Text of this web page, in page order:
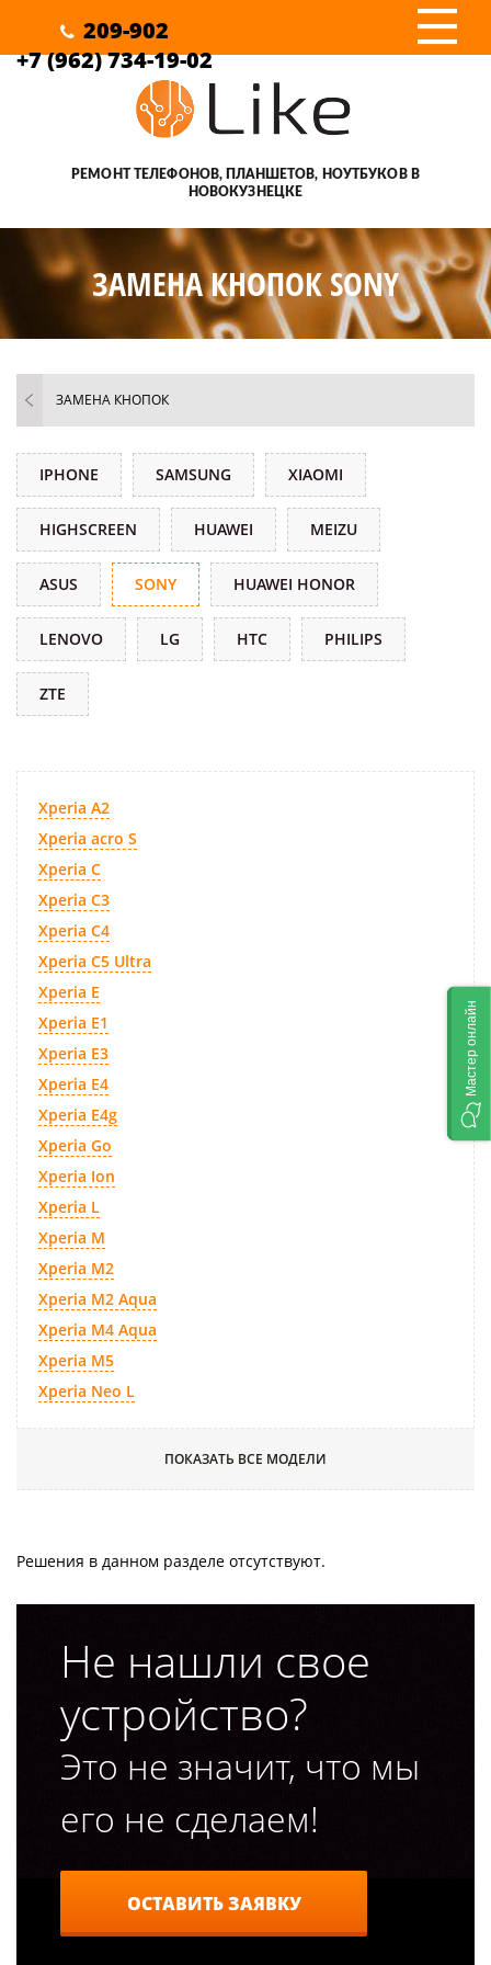
209-902
+7 (962) 734-19-02
III
РЕМОНТ ТЕЛЕФОНОВ, ПЛАНШЕТОВ, НОУТБУКОВ В
НОВОКУЗНЕЦКЕ
ЗАМЕНА КНОПОК SONY
ЗАМЕНА КНОПОК
IPHONE SAMSUNG XIAOMI
HIGHSCREEN HUAWEI MEIZU
ASUS SONY HUAWEI HONOR
LENOVO LG HTC PHILIPS
ZTE
Xperia A2
Xperia acro S
Xperia C
Xperia C3
Xperia C4
Xperia C5 Ultra
Xperia E
Xperia E1
Xperia E3
Xperia E4
Xperia E4g
Xperia Go
Xperia Ion
Xperia L
Xperia M
Xperia M2
Xperia M2 Aqua
Xperia M4 Aqua
Xperia M5
Xperia Neo L
ПОКАЗАТЬ ВСЕ МОДЕЛИ
Решения в данном разделе отсутствуют.
Не нашли свое
устройство?
Это не значит, что мы
его не сделаем!
ОСТАВИТЬ ЗАЯВКУ
Мастер онлайн